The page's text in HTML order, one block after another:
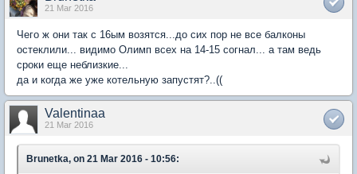
21 Mar 2016
Чего ж они так с 16ым возятся...до сих пор не все балконы
остеклили... видимо Олимп всех на 14-15 согнал... а там ведь
сроки еще неблизкие...
да и когда же уже котельную запустят?..((
Valentinaa
21 Mar 2016
Brunetka, on 21 Mar 2016 - 10:56: